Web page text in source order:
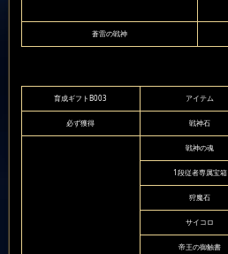
蒼雷の戦神
育成ギフトB003 アイテム
必ず獲得 戦神石
戦神の魂
1段従者専属宝箱
狩魔石
サイコロ
帝王の御触書